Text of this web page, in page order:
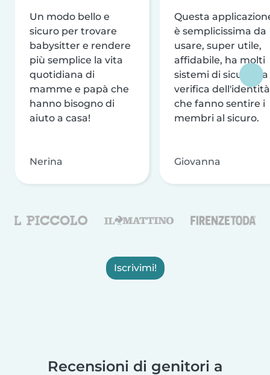
Un modo bello e
sicuro per trovare
babysitter e rendere
più semplice la vita
quotidiana di
mamme e papà che
hanno bisogno di
aiuto a casa!
Nerina
Questa
è semplicissima da
usare, super utile,
affidabile, ha molti
sistemi di sicurezza
verifica dell'identità
che fanno sentire i
membri al sicuro.
Giovanna
Iscrivimi!
Recensioni di genitori a